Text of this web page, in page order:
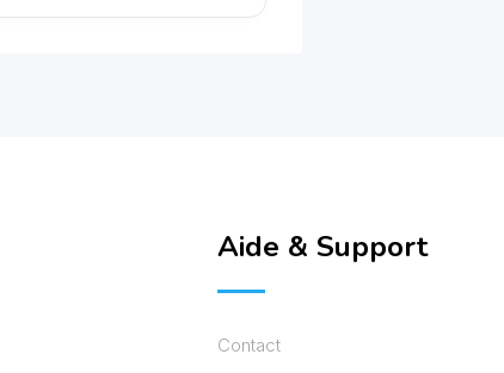
Aide & Support
Contact